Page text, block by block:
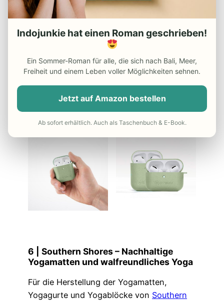
Cases.
6 | Southern Shores – Nachhaltige
Yogamatten und walfreundliches Yoga
Für die Herstellung der Yogamatten,
Yogagurte und Yogablöcke von Southern
Indojunkie hat einen Roman geschrieben!
Ein Sommer-Roman für alle, die sich nach Bali, Meer,
Freiheit und einem Leben voller Möglichkeiten sehnen.
Jetzt auf Amazon bestellen
Ab sofort erhältlich. Auch als Taschenbuch & E-Book.